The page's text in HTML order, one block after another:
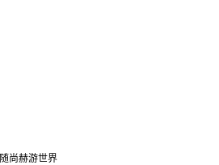
随尚赫游世界